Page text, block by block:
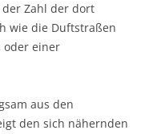
Zahl der dort
wie die Duftstraßen
oder einer
aus den
den sich nähernden